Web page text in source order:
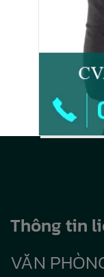
Thông tin
VĂN